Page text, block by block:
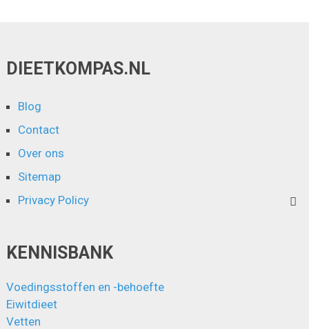
DIEETKOMPAS.NL
Blog
Contact
Over ons
Sitemap
Privacy Policy
KENNISBANK
Voedingsstoffen en -behoefte
Eiwitdieet
Vetten